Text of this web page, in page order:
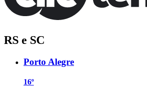
RS e SC
Porto Alegre
16º